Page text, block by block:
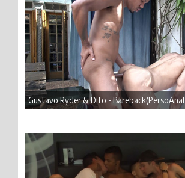
Gustavo Ryder & Dito -